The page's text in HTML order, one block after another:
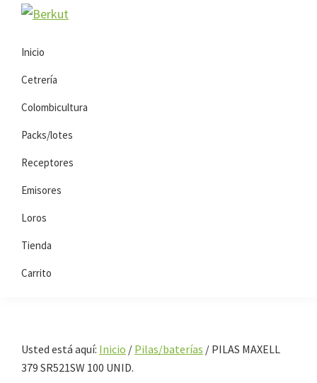
Saltar
navegación
Saltar
contenido
principal
Inicio
Cetrería
Colombicultura
Packs/lotes
Receptores
Emisores
Loros
Tienda
Carrito
Usted está aquí: Inicio / Pilas/baterías / PILAS MAXELL
379 SR521SW 100 UNID.